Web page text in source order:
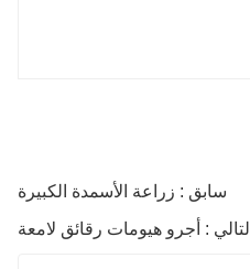
سابق : زراعة الأسمدة الكبيرة
التالي : أجرو هيومات رقائق لامعة